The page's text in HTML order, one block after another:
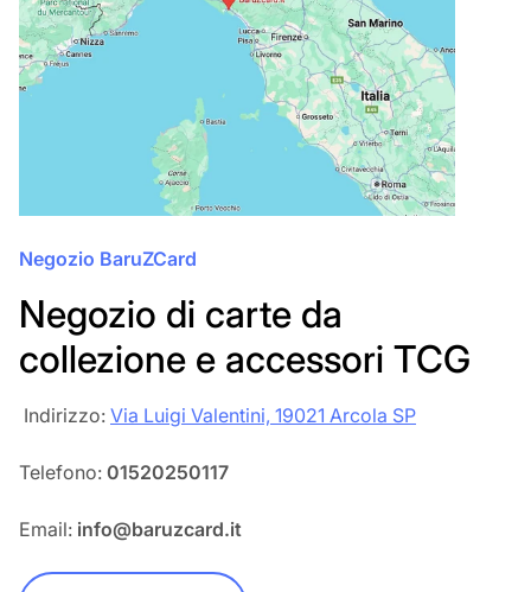
Negozio BaruZCard
Negozio di carte da
collezione e accessori TCG
‎‎ Indirizzo: Via Luigi Valentini, 19021 Arcola SP
Telefono: 01520250117
Email: info@baruzcard.it